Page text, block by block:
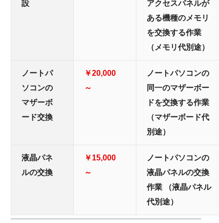
設
アクセスパネルが
ある機種のメモリ
を交換する作業
（メモリ代別途）
ノートパ
ソコンの
マザーボ
ード交換
￥20,000
～
ノートパソコンの
同一のマザーボー
ドを交換する作業
（マザーボード代
別途）
液晶パネ
ルの交換
￥15,000
～
ノートパソコンの
液晶パネルの交換
作業 （液晶パネル
代別途）